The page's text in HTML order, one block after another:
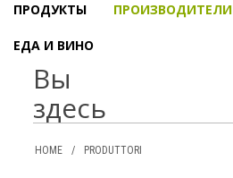
ПРОДУКТЫ ПРОИЗВОДИТЕЛИ
ЕДА И ВИНО
Вы
здесь
HOME / PRODUTTORI